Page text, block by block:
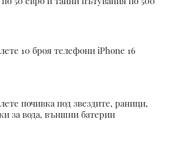
10 броя телефони iPhone 16
почивка под звездите, раници,
за вода, външни батерии